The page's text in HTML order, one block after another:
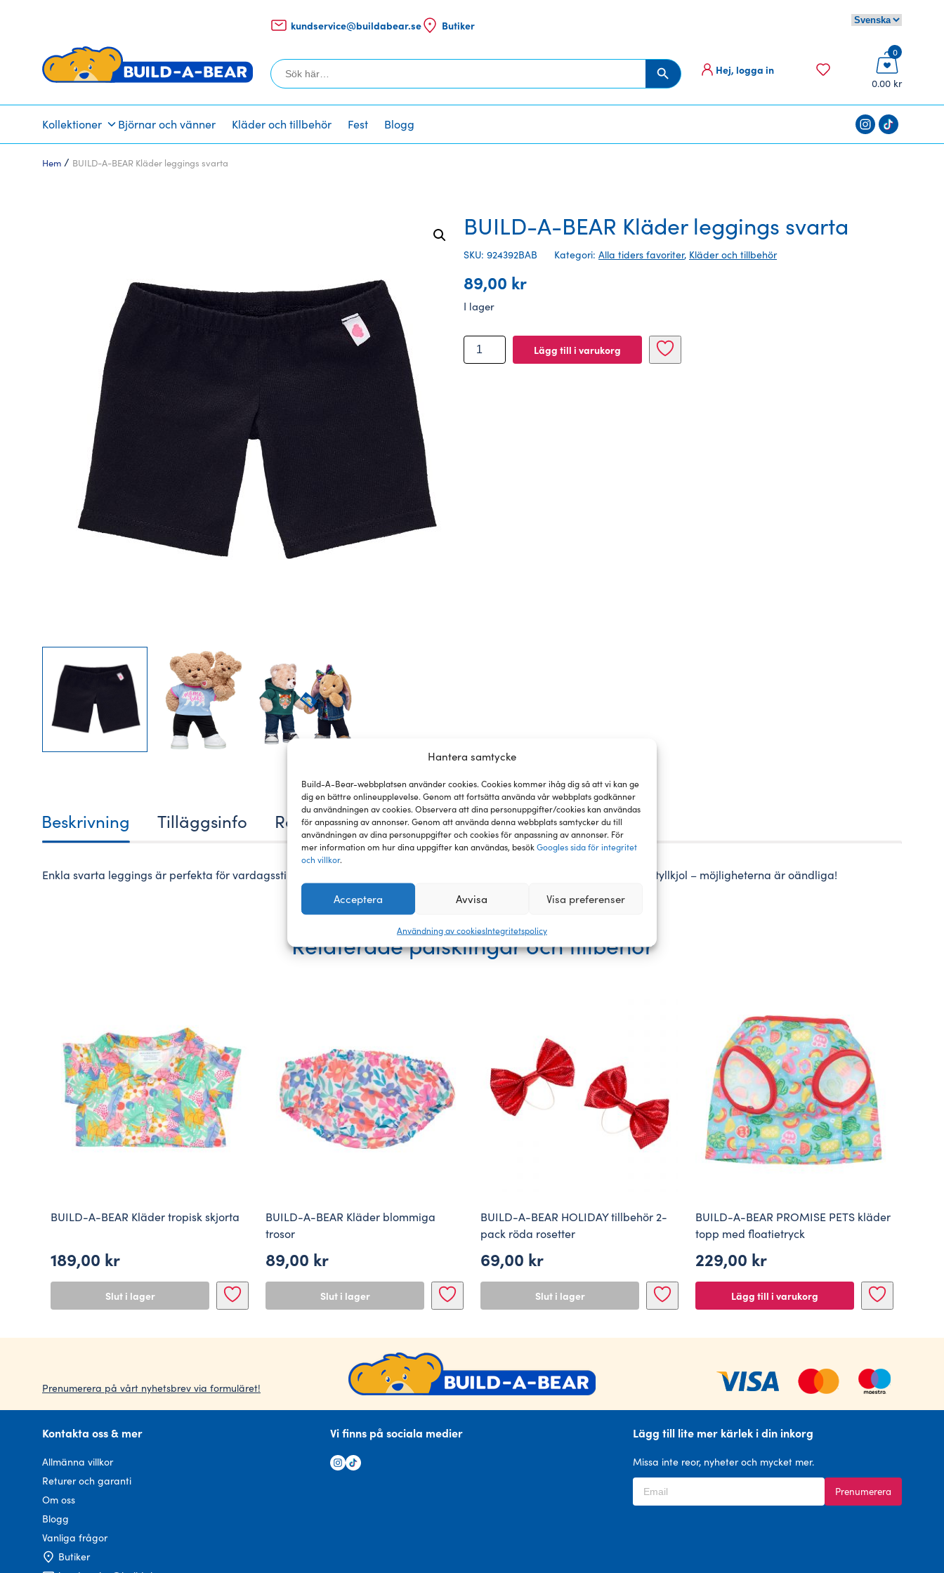
Hantera samtycke
Build-A-Bear-webbplatsen använder cookies. Cookies kommer ihåg dig så att vi kan ge
dig en bättre onlineupplevelse. Genom att fortsätta använda vår webbplats godkänner
du användningen av cookies. Observera att dina personuppgifter/cookies kan användas
för anpassning av annonser. Genom att använda denna webbplats samtycker du till
användningen av dina personuppgifter och cookies för anpassning av annonser. För
mer information om hur dina uppgifter kan användas, besök Googles sida för integritet
och villkor.
Acceptera Avvisa Visa preferenser
Användning av cookiesIntegritetspolicy
kundservice@buildabear.se Butiker
Sök
efter: Sökknapp Hej, logga in
0
0.00 kr
Kollektioner Björnar och vänner Kläder och tillbehör Fest Blogg
Hem / BUILD-A-BEAR Kläder leggings svarta
BUILD-A-BEAR Kläder leggings svarta
SKU: 924392BAB Kategori: Alla tiders favoriter, Kläder och tillbehör
89,00 kr
I lager
BUILD-
Lägg till i varukorg
Beskrivning Tilläggsinfo Recensioner
Enkla svarta leggings är perfekta för vardagsstilen. Klä dina gosedjur i dem med en t-shirt över, eller bär dem under en tyllkjol – möjligheterna är oändliga!
Relaterade pälsklingar och tillbehör
BUILD-A-BEAR Kläder tropisk skjorta
189,00 kr
Slut i lager
BUILD-A-BEAR Kläder blommiga
trosor
89,00 kr
Slut i lager
BUILD-A-BEAR HOLIDAY tillbehör 2-
pack röda rosetter
69,00 kr
Slut i lager
BUILD-A-BEAR PROMISE PETS kläder
topp med floatietryck
229,00 kr
Lägg till i varukorg
Prenumerera på vårt nyhetsbrev via formuläret!
Kontakta oss & mer
Allmänna villkor
Returer och garanti
Om oss
Blogg
Vanliga frågor
Butiker
Vi finns på sociala medier Lägg till lite mer kärlek i din inkorg
Missa inte reor, nyheter och mycket mer.
Prenumerera